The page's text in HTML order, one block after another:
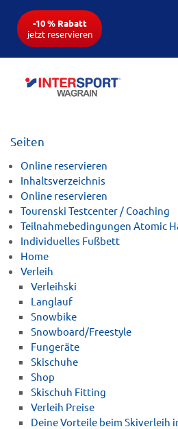
-10 % Rabatt
jetzt reservieren
Seiten
Online reservieren
Inhaltsverzeichnis
Online reservieren
Tourenski Testcenter / Coaching
Teilnahmebedingungen Atomic
Individuelles Fußbett
Home
Verleih
Verleihski
Langlauf
Snowbike
Snowboard/Freestyle
Fungeräte
Skischuhe
Shop
Skischuh Fitting
Verleih Preise
Deine Vorteile beim Skiverleih